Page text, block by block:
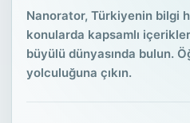
Nanorator, Türkiyenin bilgi
konularda kapsamlı
büyülü dünyasında bulun.
yolculuğuna çıkın.